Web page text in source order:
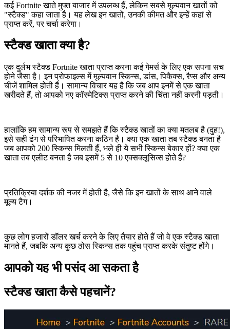
कई Fortnite खाते मुफ्त बाजार में उपलब्ध हैं, लेकिन सबसे मूल्यवान खातों को
"स्टैक्ड" कहा जाता है। यह लेख इन खातों, उनकी कीमत और इन्हें कहां से
प्राप्त करें, पर चर्चा करेगा।
स्टैक्ड खाता क्या है?
एक दुर्लभ स्टैक्ड Fortnite खाता प्राप्त करना कई गेमर्स के लिए एक सपना सच
होने जैसा है। इन प्रोफाइल्स में मूल्यवान स्किन्स, डांस, पिकैक्स, रैप्स और अन्य
चीजें शामिल होती हैं। सामान्य विचार यह है कि जब आप इनमें से एक खाता
खरीदते हैं, तो आपको नए कॉस्मेटिक्स प्राप्त करने की चिंता नहीं करनी पड़ती।
हालांकि हम सामान्य रूप से समझते हैं कि स्टैक्ड खातों का क्या मतलब है (दुह!),
इसे सही ढंग से परिभाषित करना कठिन है। क्या एक खाता तब स्टैक्ड बनता है
जब आपको 200 स्किन्स मिलती हैं, भले ही ये सभी स्किन्स बेकार हों? क्या एक
खाता तब एलीट बनता है जब इसमें 5 से 10 एक्सक्लूसिव्स होते हैं?
प्रतिक्रिया दर्शक की नजर में होती है, जैसे कि इन खातों के साथ आने वाले
मूल्य टैग।
कुछ लोग हजारों डॉलर खर्च करने के लिए तैयार होते हैं जो वे एक स्टैक्ड खाता
मानते हैं, जबकि अन्य कुछ ठोस स्किन्स तक पहुंच प्राप्त करके संतुष्ट होंगे।
आपको यह भी पसंद आ सकता है
स्टैक्ड खाता कैसे पहचानें?